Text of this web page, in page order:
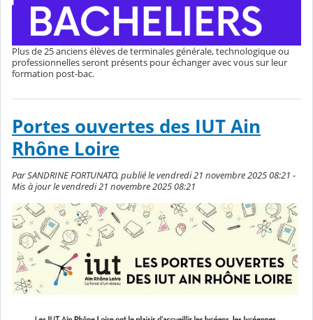
Plus de 25 anciens élèves de terminales générale, technologique ou
professionnelles seront présents pour échanger avec vous sur leur
formation post-bac.
Portes ouvertes des IUT Ain
Rhône Loire
Par SANDRINE FORTUNATO, publié le vendredi 21 novembre 2025 08:21 -
Mis à jour le vendredi 21 novembre 2025 08:21